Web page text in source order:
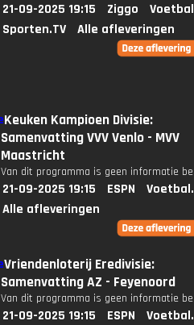
21-09-2025 19:15 Ziggo
Sporten.TV
Alle afleveringen
Keuken Kampioen Divisie:
Samenvatting VVV Venlo - MVV
Maastricht
Van dit programma is geen informatie
21-09-2025 19:15 ESPN
Alle afleveringen
Vriendenloterij Eredivisie:
Samenvatting AZ - Feyenoord
Van dit programma is geen informatie
21-09-2025 19:15 ESPN